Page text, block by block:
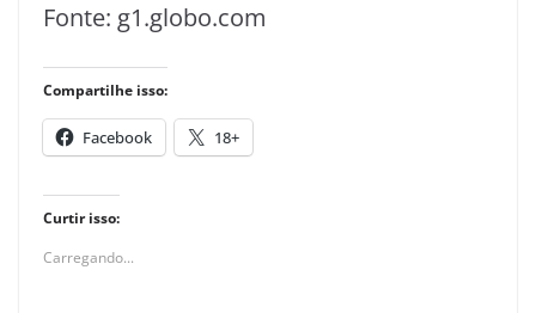
Fonte: g1.globo.com
Compartilhe isso:
Facebook 18+
Curtir isso:
Carregando...